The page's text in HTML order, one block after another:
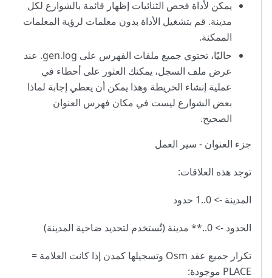
يمكن لأداة فحص الثنائيات إظهار قائمة بالشوارع لكل
مدينة. قم بتشغيل الأداة بدون معلمات لرؤية المعلمات
الممكنة.
حاليًا، تحتوي جميع ملفات الفهرس على gen.log. عند
عرض ملف السجل، يمكنك العثور على أخطاء في
عملية إنشاء الخريطة وهذا يمكن أن يعطي إجابة لماذا
بعض الشوارع ليست في مكان فهرس العنوان
الصحيح.
جزء العنوان - سير العمل
توجد هذه العلاقات:
المدينة -> 0..1 حدود
الحدود -> 0..** مدينة (تُستخدم لتحديد ضاحية المدينة)
تكرار جميع عقد Osm وتسجيلها كمدن إذا كانت العلامة =
PLACE موجودة: